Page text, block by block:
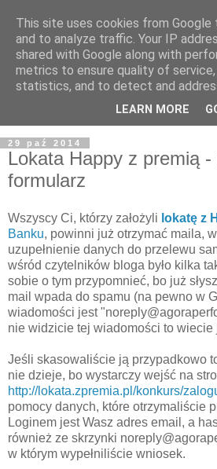
29 paź 2014
Lokata Happy z premią -
formularz
Wszyscy Ci, którzy założyli lokatę z
Banku, powinni już otrzymać maila,
uzupełnienie danych do przelewu
wśród czytelników bloga było kilka
sobie o tym przypomnieć, bo już
mail wpada do spamu (na pewno w
wiadomości jest
nie widzicie tej wiadomości to wiecie
Jeśli skasowaliście ją przypadkowo
nie dzieje, bo wystarczy wejść na
http://lokata.zpremia.pl/konkurs/
pomocy danych, które otrzymaliście
Loginem jest Wasz adres email, a
również ze skrzynki
w którym wypełniliście wniosek.
This site uses cookies from
and to analyze traffic. Your IP
shared with Google along with
metrics to ensure quality of
statistics, and to detect and
LEARN MORE